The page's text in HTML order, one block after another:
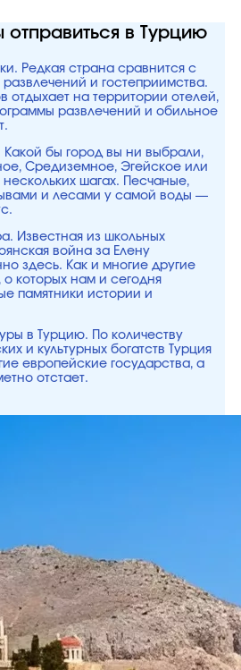
в Турцию
Редкая страна сравнится с
и гостеприимства.
отдыхает на территории отелей,
развлечений и обильное
бы город вы ни выбрали,
Средиземное, Эгейское или
шагах. Песчаные,
и лесами у самой воды —
Известная из школьных
война за Елену
здесь. Как и многие другие
которых нам и сегодня
памятники истории и
в Турцию. По количеству
и культурных богатств Турция
европейские государства, а
отстает.